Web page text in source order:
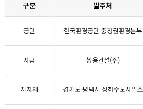
구분 발주처
공단 한국환경공단 충청권환경본부
사급 쌍용건설(주)
지자체 경기도 평택시 상하수도사업소